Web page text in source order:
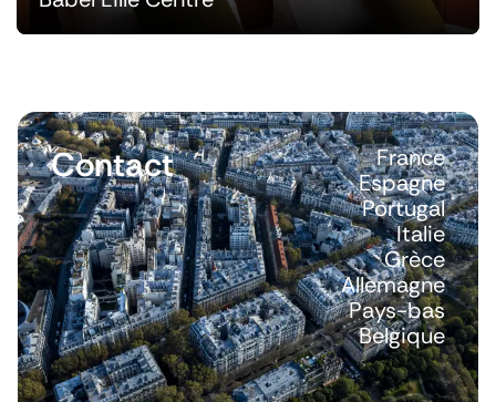
Contact
France
Espagne
Portugal
Italie
Grèce
Allemagne
Pays-bas
Belgique